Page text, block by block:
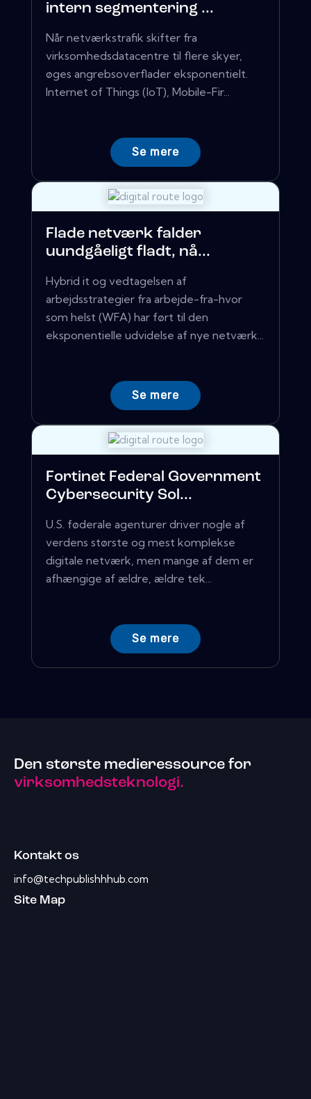
intern segmentering ...
Når netværkstrafik skifter fra
virksomhedsdatacentre til flere skyer,
øges angrebsoverflader eksponentielt.
Internet of Things (IoT), Mobile-Fir...
Se mere
Flade netværk falder
uundgåeligt fladt, nå...
Hybrid it og vedtagelsen af ​​
arbejdsstrategier fra arbejde-fra-hvor
som helst (WFA) har ført til den
eksponentielle udvidelse af nye netværk...
Se mere
Fortinet Federal Government
Cybersecurity Sol...
U.S. føderale agenturer driver nogle af
verdens største og mest komplekse
digitale netværk, men mange af dem er
afhængige af ældre, ældre tek...
Se mere
Den største medieressource for
virksomhedsteknologi.
Kontakt os
info@techpublishhhub.com
Site Map